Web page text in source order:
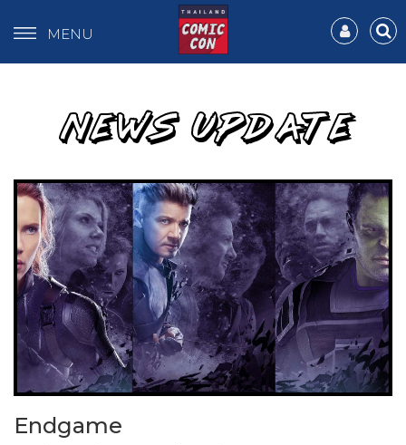
MENU
NEWS UPDATE
Endgame